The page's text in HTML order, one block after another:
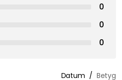
0
0
0
Datum Betyg